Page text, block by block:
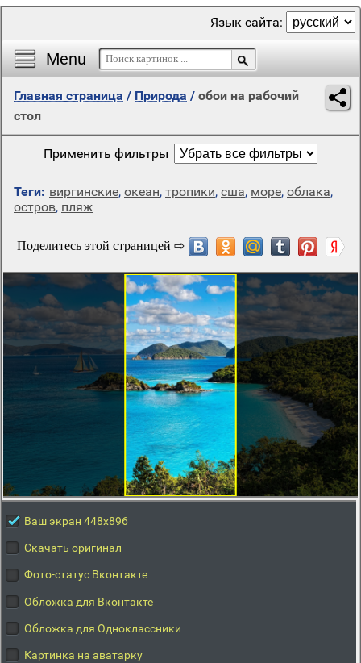
Menu
Язык сайта:
Главная страница / Природа / обои на рабочий
стол
Применить фильтры
Теги: виргинские, океан, тропики, сша, море, облака,
остров, пляж
Ваш экран 448x896
Скачать оригинал
Фото-статус Вконтакте
Обложка для Вконтакте
Обложка для Одноклассники
Картинка на аватарку